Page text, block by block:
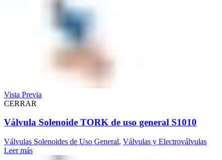
Vista Previa
CERRAR
Válvula Solenoide TORK de uso general S1010
Válvulas Solenoides de Uso General, Válvulas y Electroválvulas
Leer más